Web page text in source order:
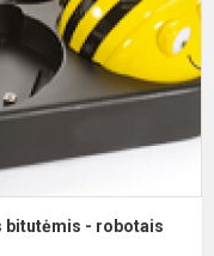
bitutėmis - robotais